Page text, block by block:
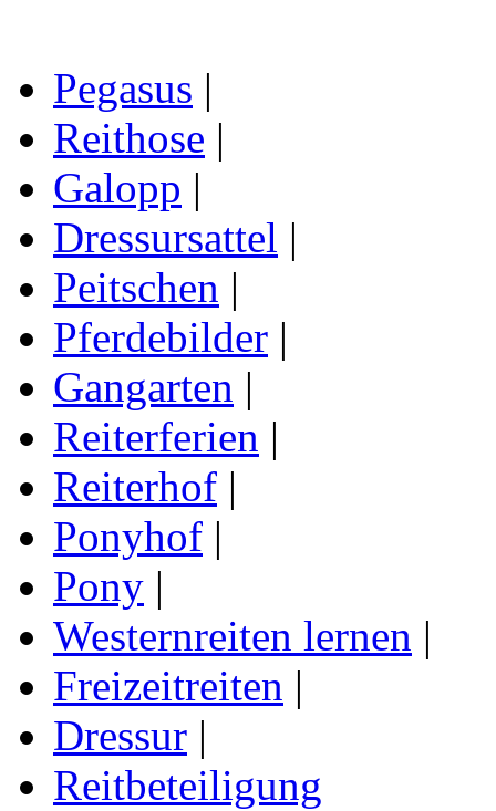
Pegasus |
Reithose |
Galopp |
Dressursattel |
Peitschen |
Pferdebilder |
Gangarten |
Reiterferien |
Reiterhof |
Ponyhof |
Pony |
Westernreiten lernen |
Freizeitreiten |
Dressur |
Reitbeteiligung